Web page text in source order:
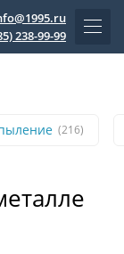
238-99-99
(216)